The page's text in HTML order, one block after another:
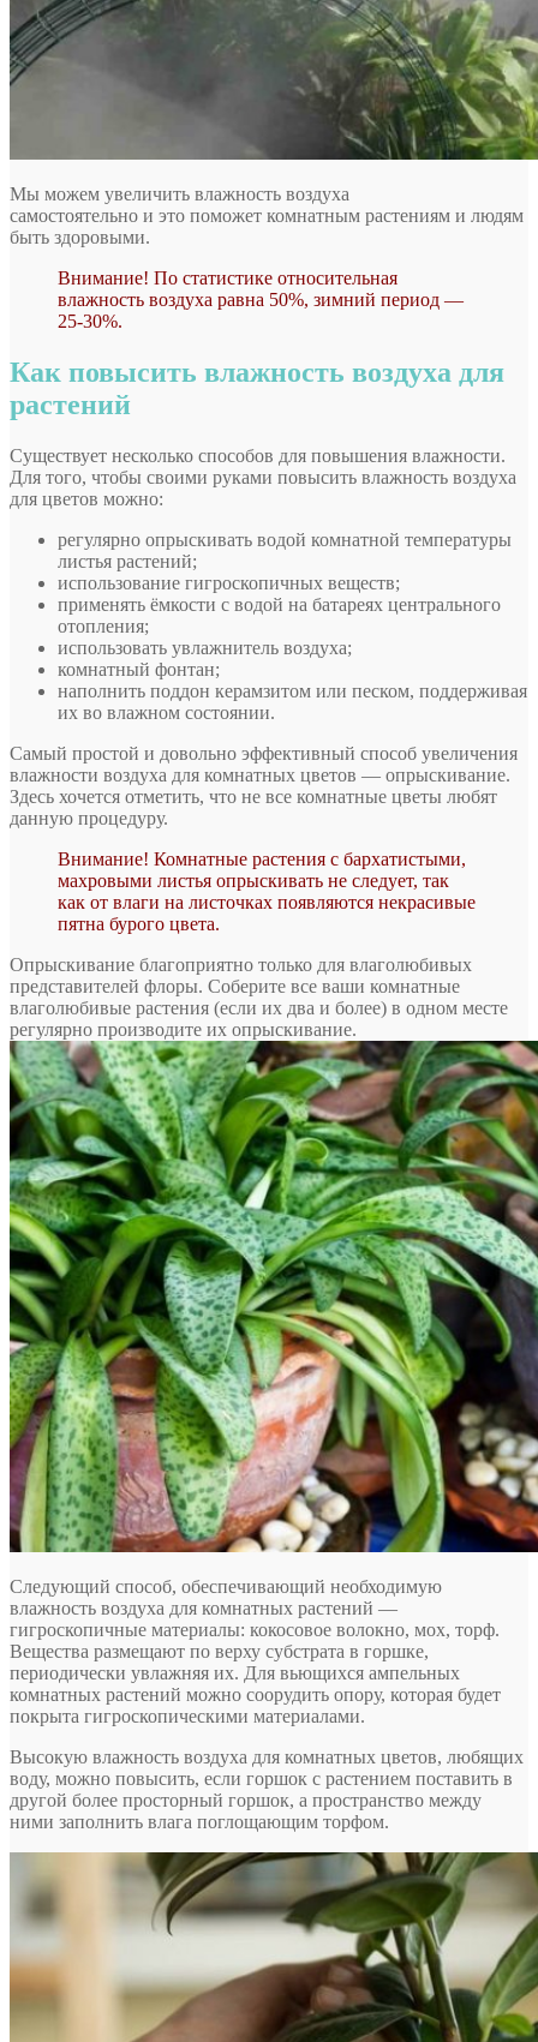
Мы можем увеличить влажность воздуха
самостоятельно и это поможет комнатным растениям и людям
быть здоровыми.
Внимание! По статистике относительная
влажность воздуха равна 50%, зимний период —
25-30%.
Как повысить влажность воздуха для
растений
Существует несколько способов для повышения влажности.
Для того, чтобы своими руками повысить влажность воздуха
для цветов можно:
регулярно опрыскивать водой комнатной температуры
листья растений;
использование гигроскопичных веществ;
применять ёмкости с водой на батареях центрального
отопления;
использовать увлажнитель воздуха;
комнатный фонтан;
наполнить поддон керамзитом или песком, поддерживая
их во влажном состоянии.
Самый простой и довольно эффективный способ увеличения
влажности воздуха для комнатных цветов — опрыскивание.
Здесь хочется отметить, что не все комнатные цветы любят
данную процедуру.
Внимание! Комнатные растения с бархатистыми,
махровыми листья опрыскивать не следует, так
как от влаги на листочках появляются некрасивые
пятна бурого цвета.
Опрыскивание благоприятно только для влаголюбивых
представителей флоры. Соберите все ваши комнатные
влаголюбивые растения (если их два и более) в одном месте
регулярно производите их опрыскивание.
Следующий способ, обеспечивающий необходимую
влажность воздуха для комнатных растений —
гигроскопичные материалы: кокосовое волокно, мох, торф.
Вещества размещают по верху субстрата в горшке,
периодически увлажняя их. Для вьющихся ампельных
комнатных растений можно соорудить опору, которая будет
покрыта гигроскопическими материалами.
Высокую влажность воздуха для комнатных цветов, любящих
воду, можно повысить, если горшок с растением поставить в
другой более просторный горшок, а пространство между
ними заполнить влага поглощающим торфом.